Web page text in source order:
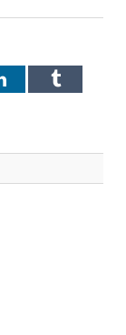
LinkedInTumblr